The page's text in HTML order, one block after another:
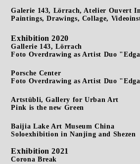
Galerie 143, Lörrach, Atelier Ouvert In
Paintings, Drawings, Collage,
Exhibition 2020
Gallerie 143, Lörrach
Foto Overdrawing as Artist Duo
Porsche Center
Foto Overdrawing as Artist Duo
Artstübli, Gallery for Urban Art
Pink is the new Green
Baijia Lake Art Museum China
Soloexhibition in Nanjing and Shezen
Exhibition 2021
Corona Break